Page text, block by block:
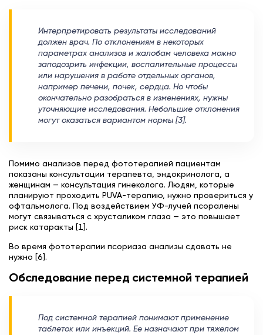
Интерпретировать результаты исследований
должен врач. По отклонениям в некоторых
параметрах анализов и жалобам человека можно
заподозрить инфекции, воспалительные процессы
или нарушения в работе отдельных органов,
например печени, почек, сердца. Но чтобы
окончательно разобраться в изменениях, нужны
уточняющие исследования. Небольшие отклонения
могут оказаться вариантом нормы [3].
Помимо анализов перед фототерапией пациентам
показаны консультации терапевта, эндокринолога, а
женщинам — консультация гинеколога. Людям, которые
планируют проходить PUVA-терапию, нужно провериться у
офтальмолога. Под воздействием УФ-лучей псоралены
могут связываться с хрусталиком глаза — это повышает
риск катаракты [1].
Во время фототерапии псориаза анализы сдавать не
нужно [6].
Обследование перед системной терапией
Под системной терапией понимают применение
таблеток или инъекций. Ее назначают при тяжелом